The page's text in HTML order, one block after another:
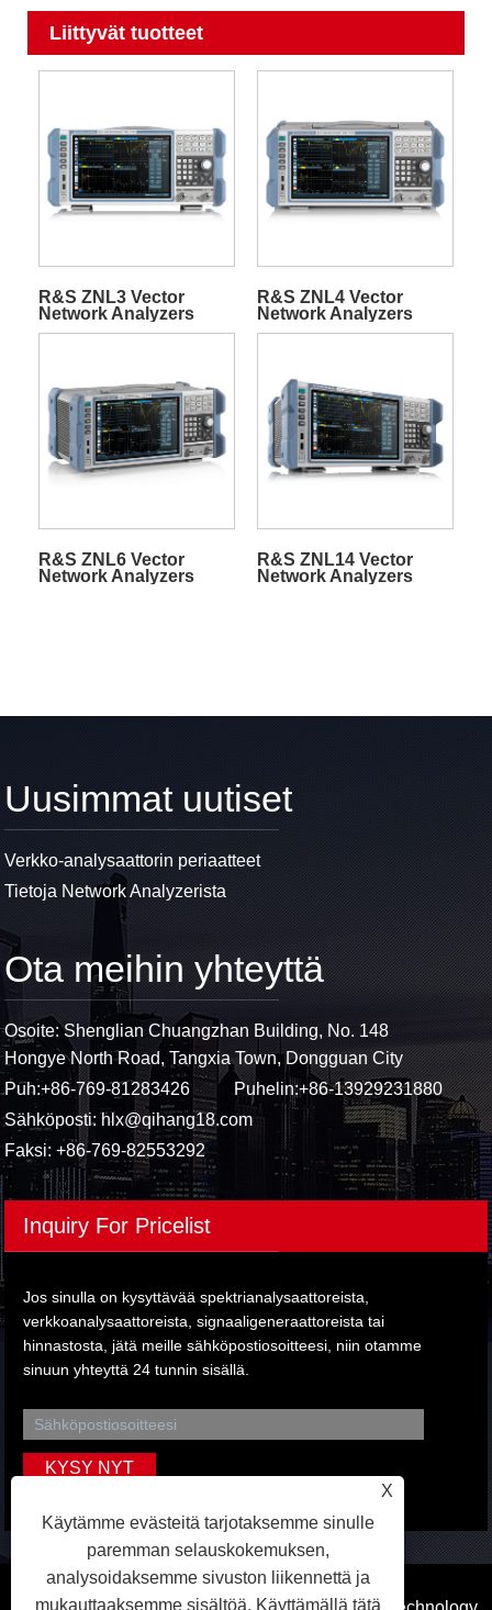
Liittyvät tuotteet
R&S ZNL3 Vector
Network Analyzers
R&S ZNL4 Vector
Network Analyzers
R&S ZNL6 Vector
Network Analyzers
R&S ZNL14 Vector
Network Analyzers
Uusimmat uutiset
Verkko-analysaattorin periaatteet
Tietoja Network Analyzerista
Ota meihin yhteyttä
Osoite: Shenglian Chuangzhan Building, No. 148
Hongye North Road, Tangxia Town, Dongguan City
Puh:+86-769-81283426 Puhelin:+86-13929231880
Sähköposti:hlx@qihang18.com
Faksi: +86-769-82553292
Inquiry For Pricelist
Jos sinulla on kysyttävää spektrianalysaattoreista,
verkkoanalysaattoreista, signaaligeneraattoreista tai
hinnastosta, jätä meille sähköpostiosoitteesi, niin otamme
sinuun yhteyttä 24 tunnin sisällä.
X
Käytämme evästeitä tarjotaksemme sinulle
paremman selauskokemuksen,
analysoidaksemme sivuston liikennettä ja
mukauttaaksemme sisältöä. Käyttämällä tätä